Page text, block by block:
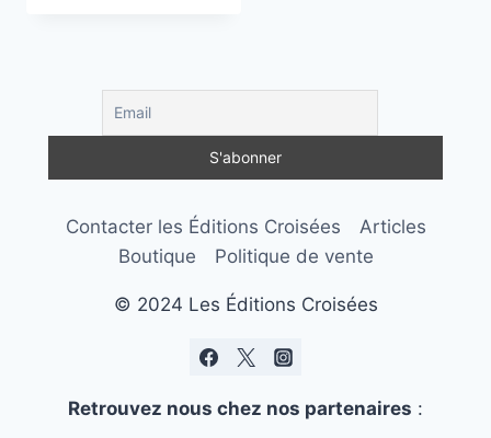
Contacter les Éditions Croisées
Articles
Boutique
Politique de vente
© 2024 Les Éditions Croisées
Retrouvez nous chez nos partenaires :